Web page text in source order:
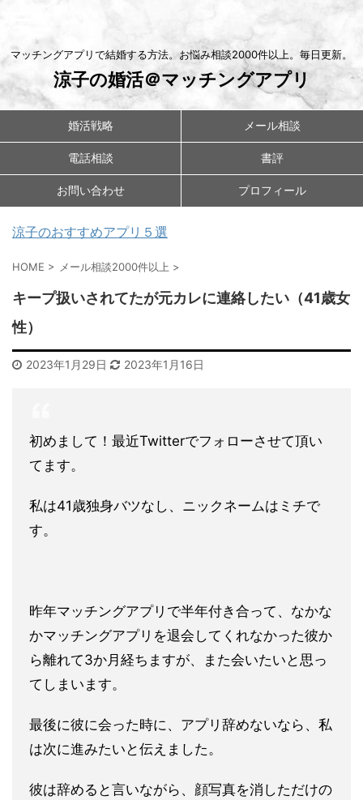
マッチングアプリで結婚する方法。お悩み相談2000件以上。毎日更新。
涼子の婚活＠マッチングアプリ
婚活戦略 メール相談
電話相談 書評
お問い合わせ プロフィール
涼子のおすすめアプリ５選
HOME > メール相談2000件以上 >
キープ扱いされてたが元カレに連絡したい（41歳女
性）
2023年1月29日 2023年1月16日
初めまして！最近Twitterでフォローさせて頂い
てます。
私は41歳独身バツなし、ニックネームはミチで
す。
昨年マッチングアプリで半年付き合って、なかな
かマッチングアプリを退会してくれなかった彼か
ら離れて3か月経ちますが、
また会いたいと思っ
てしまいます。
最後に彼に会った時に、アプリ辞めないなら、私
は次に進みたいと伝えました。
彼は辞めると言いながら、顔写真を消しただけの